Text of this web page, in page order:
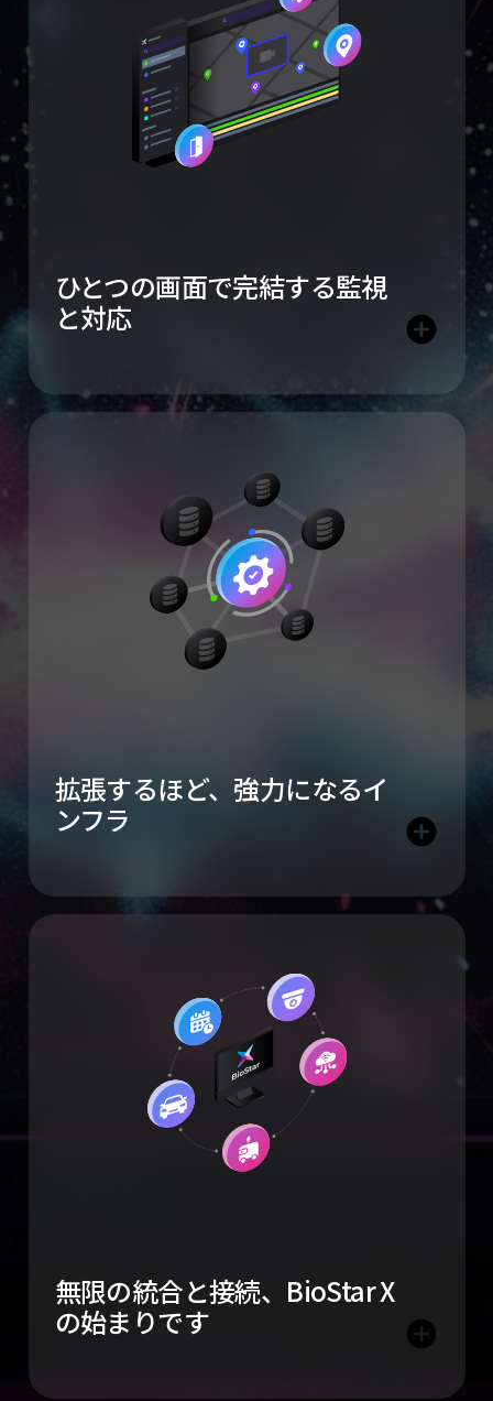
ひとつの画面で完結する監視
と対応
add_circle
拡張するほど、強力になるイ
ンフラ
add_circle
無限の統合と接続、 BioStar X
の始まりです add_circle